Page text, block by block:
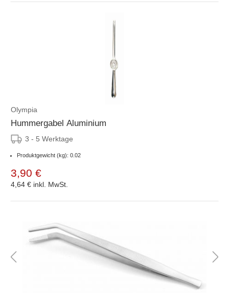
Olympia
Hummergabel Aluminium
3 - 5 Werktage
Produktgewicht (kg): 0.02
3,90 €
4,64 € inkl. MwSt.